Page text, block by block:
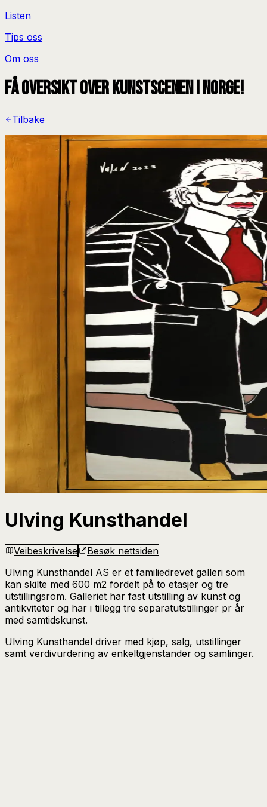
Listen
Tips oss
Om oss
Få oversikt over kunstscenen i Norge!
Tilbake
Ulving Kunsthandel
Veibeskrivelse
Besøk nettsiden
Ulving Kunsthandel AS er et familiedrevet galleri som
kan skilte med 600 m2 fordelt på to etasjer og tre
utstillingsrom. Galleriet har fast utstilling av kunst og
antikviteter og har i tillegg tre separatutstillinger pr år
med samtidskunst.
Ulving Kunsthandel driver med kjøp, salg, utstillinger
samt verdivurdering av enkeltgjenstander og samlinger.